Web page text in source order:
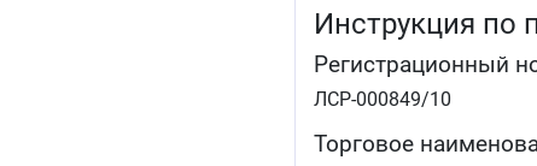
Инструкция по
Регистрационный
ЛСР-000849/10
Торговое